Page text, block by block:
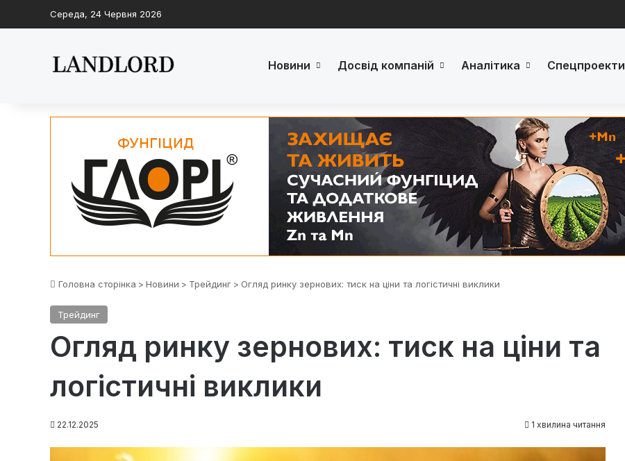
Середа, 24 Червня 2026
Новини Досвід компаній Аналітика Спецпроекти
Головна сторінка > Новини > Трейдинг > Огляд ринку зернових: тиск на ціни та логістичні виклики
Трейдинг
Огляд ринку зернових: тиск на ціни та
логістичні виклики
22.12.2025 1 хвилина читання